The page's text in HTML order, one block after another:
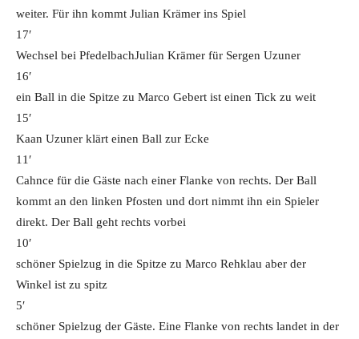
weiter. Für ihn kommt Julian Krämer ins Spiel
17′
Wechsel bei PfedelbachJulian Krämer für Sergen Uzuner
16′
ein Ball in die Spitze zu Marco Gebert ist einen Tick zu weit
15′
Kaan Uzuner klärt einen Ball zur Ecke
11′
Cahnce für die Gäste nach einer Flanke von rechts. Der Ball
kommt an den linken Pfosten und dort nimmt ihn ein Spieler
direkt. Der Ball geht rechts vorbei
10′
schöner Spielzug in die Spitze zu Marco Rehklau aber der
Winkel ist zu spitz
5′
schöner Spielzug der Gäste. Eine Flanke von rechts landet in der